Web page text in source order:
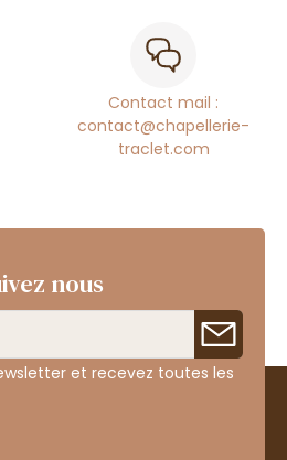
Contact mail :
contact@chapellerie-
traclet.com
nous
et recevez toutes les